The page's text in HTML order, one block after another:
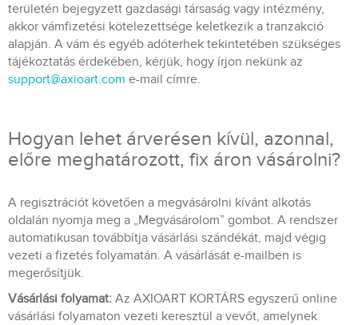
területén bejegyzett gazdasági társaság vagy intézmény,
akkor vámfizetési kötelezettsége keletkezik a tranzakció
alapján. A vám és egyéb adóterhek tekintetében szükséges
tájékoztatás érdekében, kérjük, hogy írjon nekünk az
support@axioart.com e-mail címre.
Hogyan lehet árverésen kívül, azonnal,
előre meghatározott, fix áron vásárolni?
A regisztrációt követően a megvásárolni kívánt alkotás
oldalán nyomja meg a „Megvásárolom” gombot. A rendszer
automatikusan továbbítja vásárlási szándékát, majd végig
vezeti a fizetés folyamatán. A vásárlását e-mailben is
megerősítjük.
Vásárlási folyamat: Az AXIOART KORTÁRS egyszerű online
vásárlási folyamaton vezeti keresztül a vevőt, amelynek